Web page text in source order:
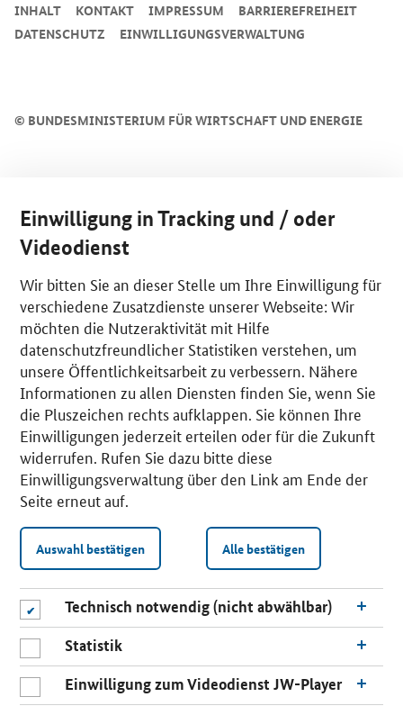
© BUNDESMINISTERIUM FÜR WIRTSCHAFT UND ENERGIE
INHALT KONTAKT IMPRESSUM
BARRIEREFREIHEIT
DATENSCHUTZ
EINWILLIGUNGSVERWALTUNG
Einwilligung in Tracking und / oder
Videodienst
Wir bitten Sie an dieser Stelle um Ihre Einwilligung für
verschiedene Zusatzdienste unserer Webseite: Wir
möchten die Nutzeraktivität mit Hilfe
datenschutzfreundlicher Statistiken verstehen, um
unsere Öffentlichkeitsarbeit zu verbessern. Nähere
Informationen zu allen Diensten finden Sie, wenn Sie
die Pluszeichen rechts aufklappen. Sie können Ihre
Einwilligungen jederzeit erteilen oder für die Zukunft
widerrufen. Rufen Sie dazu bitte diese
Einwilligungsverwaltung über den Link am Ende der
Seite erneut auf.
Auswahl bestätigen Alle bestätigen
Technisch notwendig (nicht abwählbar)
Statistik
Einwilligung zum Videodienst JW-Player